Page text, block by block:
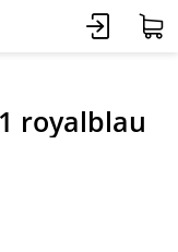
royalblau